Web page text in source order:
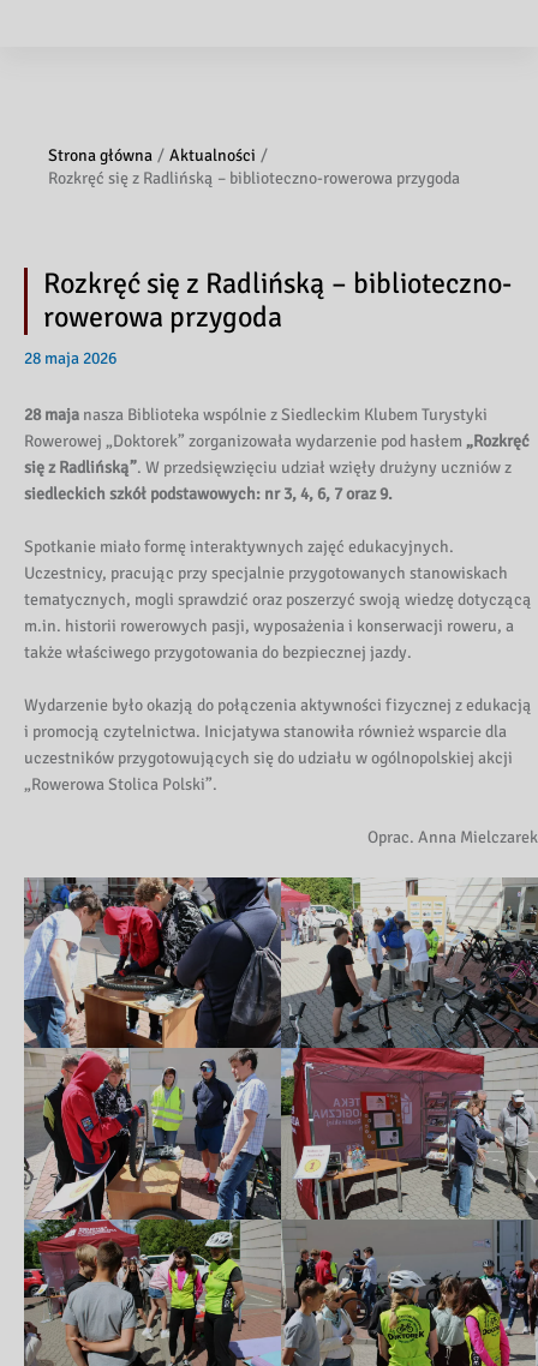
Strona główna
Aktualności
Rozkręć się z Radlińską – biblioteczno-rowerowa przygoda
Rozkręć się z Radlińską – biblioteczno-
rowerowa przygoda
28 maja 2026
28 maja nasza Biblioteka wspólnie z Siedleckim Klubem Turystyki
Rowerowej „Doktorek” zorganizowała wydarzenie pod hasłem „Rozkręć
się z Radlińską”. W przedsięwzięciu udział wzięły drużyny uczniów z
siedleckich szkół podstawowych: nr 3, 4, 6, 7 oraz 9.
Spotkanie miało formę interaktywnych zajęć edukacyjnych.
Uczestnicy, pracując przy specjalnie przygotowanych stanowiskach
tematycznych, mogli sprawdzić oraz poszerzyć swoją wiedzę dotyczącą
m.in. historii rowerowych pasji, wyposażenia i konserwacji roweru, a
także właściwego przygotowania do bezpiecznej jazdy.
Wydarzenie było okazją do połączenia aktywności fizycznej z edukacją
i promocją czytelnictwa. Inicjatywa stanowiła również wsparcie dla
uczestników przygotowujących się do udziału w ogólnopolskiej akcji
„Rowerowa Stolica Polski”.
Oprac. Anna Mielczarek